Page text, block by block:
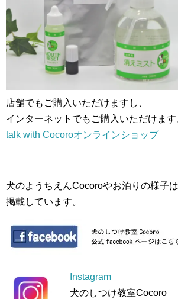
店舗でもご購入いただけますし、
インターネットでもご購入いただけます
talk with Cocoroオンラインショップ
犬のようちえんCocoroやお泊りの様子
掲載しています。
Instagram
犬のしつけ教室Cocoro